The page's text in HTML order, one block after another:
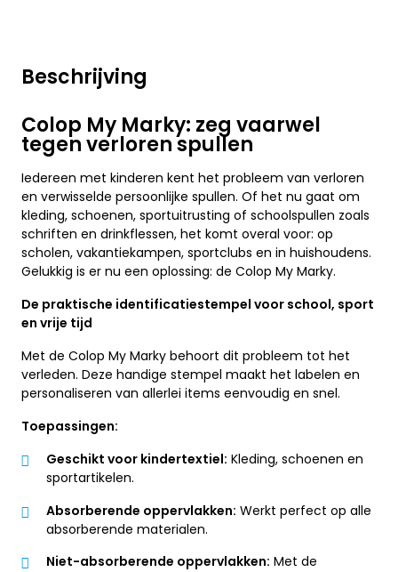
Beschrijving
Colop My Marky: zeg vaarwel
tegen verloren spullen
Iedereen met kinderen kent het probleem van verloren
en verwisselde persoonlijke spullen. Of het nu gaat om
kleding, schoenen, sportuitrusting of schoolspullen zoals
schriften en drinkflessen, het komt overal voor: op
scholen, vakantiekampen, sportclubs en in huishoudens.
Gelukkig is er nu een oplossing: de Colop My Marky.
De praktische identificatiestempel voor school, sport
en vrije tijd
Met de Colop My Marky behoort dit probleem tot het
verleden. Deze handige stempel maakt het labelen en
personaliseren van allerlei items eenvoudig en snel.
Toepassingen:
Geschikt voor kindertextiel: Kleding, schoenen en
sportartikelen.
Absorberende oppervlakken: Werkt perfect op alle
absorberende materialen.
Niet-absorberende oppervlakken: Met de